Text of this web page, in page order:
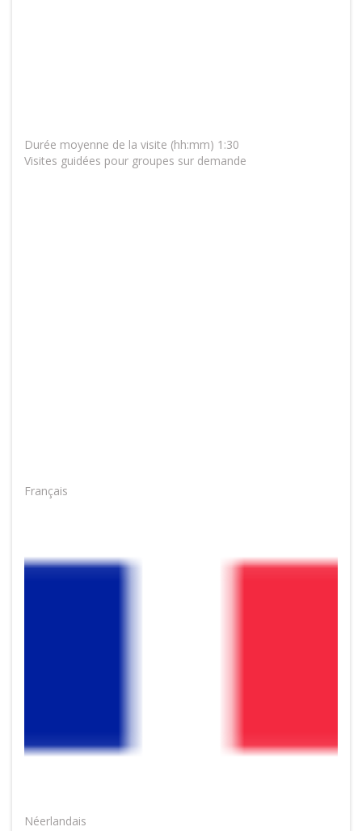
Durée moyenne de la visite (hh:mm) 1:30
Visites guidées pour groupes sur demande
Français
Néerlandais